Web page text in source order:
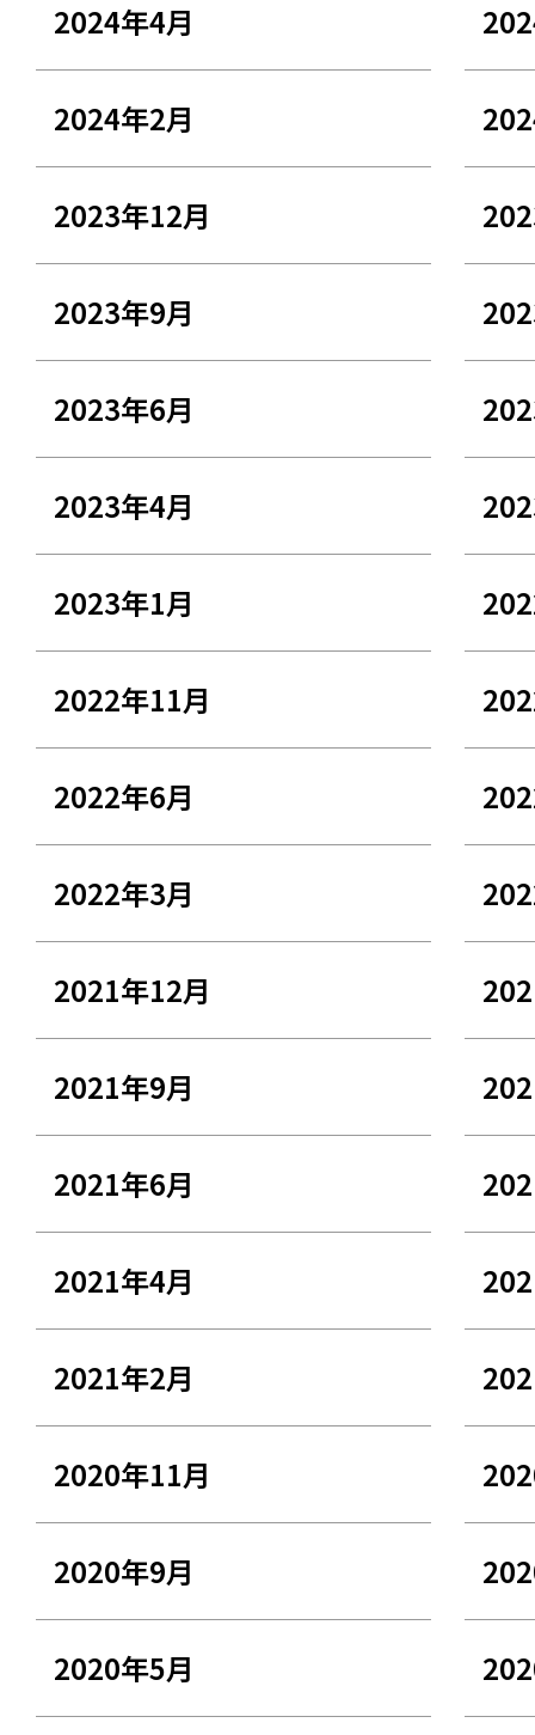
2024年4月
2024年2月
2023年12月
2023年9月
2023年6月
2023年4月
2023年1月
2022年11月
2022年6月
2022年3月
2021年12月
2021年9月
2021年6月
2021年4月
2021年2月
2020年11月
2020年9月
2020年5月